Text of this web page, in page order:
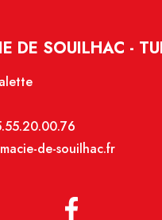
DE SOUILHAC -
de-souilhac.fr